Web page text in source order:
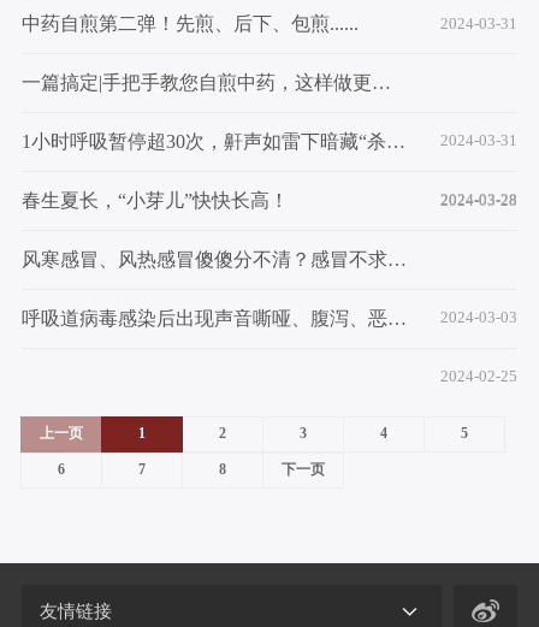
中药自煎第二弹！先煎、后下、包煎...... 2024-03-31
一篇搞定|手把手教您自煎中药，这样做更科学！
2024-03-31
1小时呼吸暂停超30次，鼾声如雷下暗藏“杀机”！4类高危人群需提高警惕
2024-03-28
春生夏长，“小芽儿”快快长高！ 2024-03-28
风寒感冒、风热感冒傻傻分不清？感冒不求医，今天给您说明白......
2024-03-03
呼吸道病毒感染后出现声音嘶哑、腹泻、恶心、呕吐等不适症状应如何应对
2024-02-25
上一页 1 2 3 4 5
6 7 8 下一页
友情链接